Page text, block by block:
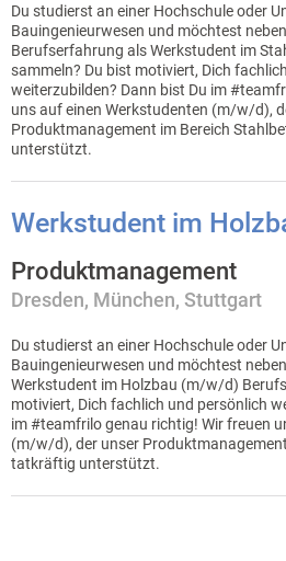
Du studierst an einer Hochschule oder
Bauingenieurwesen und möchtest
Berufserfahrung als Werkstudent im
sammeln? Du bist motiviert, Dich
weiterzubilden? Dann bist Du im
uns auf einen Werkstudenten (m/w/d),
Produktmanagement im Bereich
unterstützt.
Werkstudent im
Produktmanagement
Dresden München Stuttgart
Du studierst an einer Hochschule oder
Bauingenieurwesen und möchtest
Werkstudent im Holzbau (m/w/d)
motiviert, Dich fachlich und persönlich
im #teamfrilo genau richtig! Wir freuen
(m/w/d), der unser
tatkräftig unterstützt.